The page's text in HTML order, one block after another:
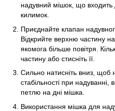
надувний мішок, що
килимок.
Приєднайте клапан
Відкрийте верхню частину
якомога більше повітря.
частину або стисніть її.
Сильно натисніть вниз,
стабільності при
петлю на дні мішка.
Використання мішка для